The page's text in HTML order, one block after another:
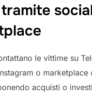
le vittime su
o marketplace
acquisti o